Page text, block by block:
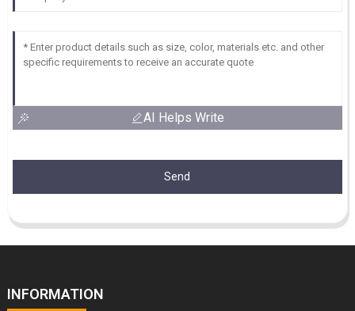
AI Helps Write
Send
INFORMATION